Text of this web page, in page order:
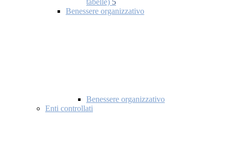
tabelle) 5
Benessere organizzativo
Benessere organizzativo
Enti controllati